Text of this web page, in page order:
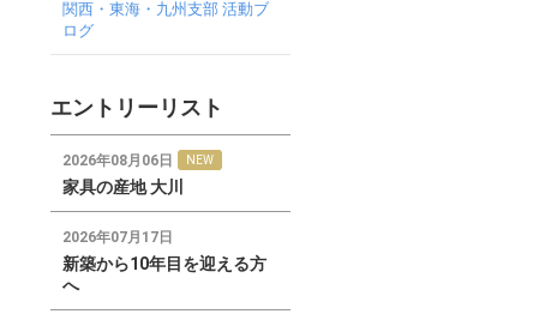
関西・東海・九州支部 活動ブ
ログ
エントリーリスト
2026年08月06日 NEW
家具の産地 大川
2026年07月17日
新築から10年目を迎える方
へ